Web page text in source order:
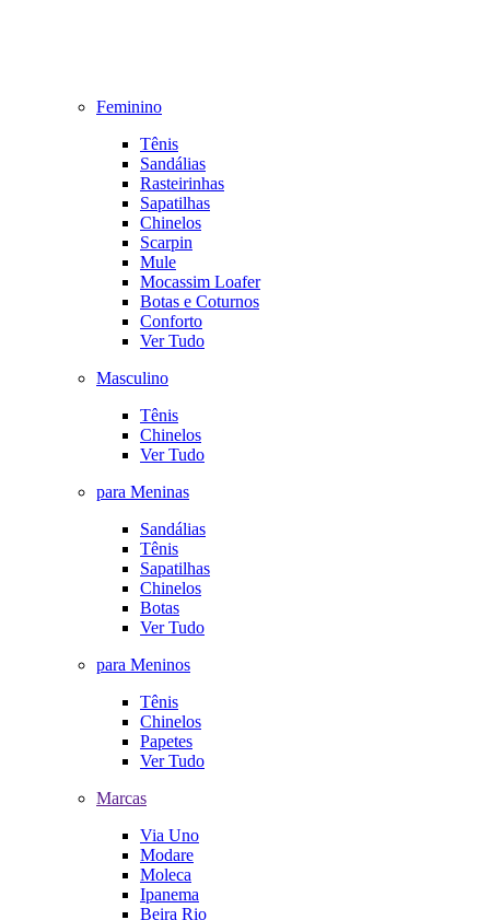
Feminino
Tênis
Sandálias
Rasteirinhas
Sapatilhas
Chinelos
Scarpin
Mule
Mocassim Loafer
Botas e Coturnos
Conforto
Ver Tudo
Masculino
Tênis
Chinelos
Ver Tudo
para Meninas
Sandálias
Tênis
Sapatilhas
Chinelos
Botas
Ver Tudo
para Meninos
Tênis
Chinelos
Papetes
Ver Tudo
Marcas
Via Uno
Modare
Moleca
Ipanema
Beira Rio